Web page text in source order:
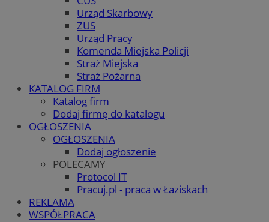
Urząd Skarbowy
ZUS
Urząd Pracy
Komenda Miejska Policji
Straż Miejska
Straż Pożarna
KATALOG FIRM
Katalog firm
Dodaj firmę do katalogu
OGŁOSZENIA
OGŁOSZENIA
Dodaj ogłoszenie
POLECAMY
Protocol IT
Pracuj.pl - praca w Łaziskach
REKLAMA
WSPÓŁPRACA